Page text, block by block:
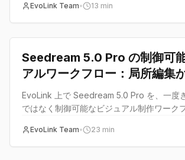
EvoLink Team• 13 min
guide
Seedream 5.0 Pro の制御可
アルワークフロー：局所編集
可能なアセットへ
EvoLink 上で Seedream 5.0 Pro を、一度
ではなく制御可能なビジュアル制作ワーク
EvoLink Team• 23 min